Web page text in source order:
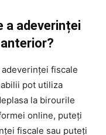
a adeverinței
fiscale
pot utiliza
la birourile
online, puteți
fiscale sau puteți